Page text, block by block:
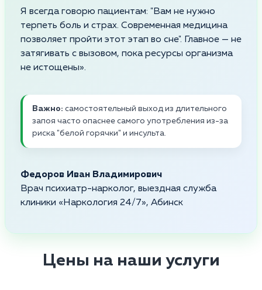
Я всегда говорю пациентам: "Вам не нужно
терпеть боль и страх. Современная медицина
позволяет пройти этот этап во сне". Главное — не
затягивать с вызовом, пока ресурсы организма
не истощены».
Важно: самостоятельный выход из длительного
запоя часто опаснее самого употребления из-за
риска "белой горячки" и инсульта.
Федоров Иван Владимирович
Врач психиатр-нарколог, выездная служба
клиники «Наркология 24/7», Абинск
Цены на наши услуги